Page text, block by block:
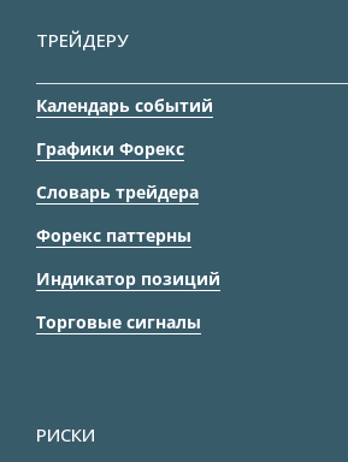
ТРЕЙДЕРУ
Календарь событий
Графики Форекс
Словарь трейдера
Форекс паттерны
Индикатор позиций
Торговые сигналы
РИСКИ